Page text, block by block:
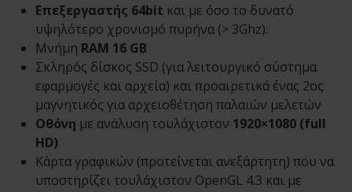
Επεξεργαστής 64bit και με όσο το δυνατό
υψηλότερο χρονισμό πυρήνα (> 3Ghz).
Μνήμη RAM 16 GB
Σκληρός δίσκος SSD (για λειτουργικό σύστημα
εφαρμογές και αρχεία) και προαιρετικά ένας 2ος
μαγνητικός για αρχειοθέτηση παλαιών μελετών
Οθόνη με ανάλυση τουλάχιστον 1920×1080 (full
HD)
Κάρτα γραφικών (προτείνεται ανεξάρτητη) που να
υποστηρίζει τουλάχιστον OpenGL 4.3 και με